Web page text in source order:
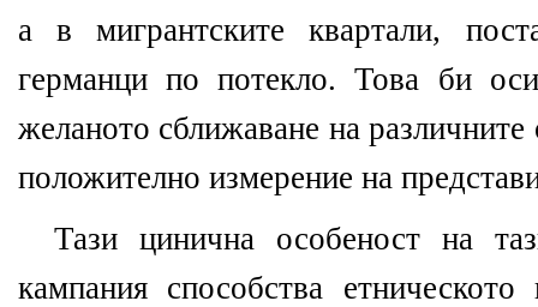
а в мигрантските квартали,
германци по потекло. Това би
желаното сближаване на
положително измерение на
Тази цинична особеност на
кампания способства етническото